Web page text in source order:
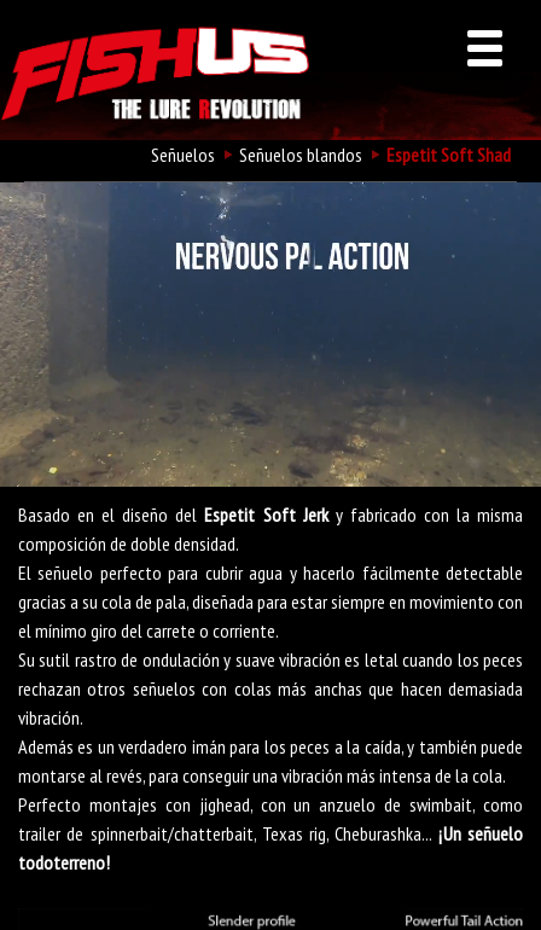
Señuelos Señuelos blandos Espetit Soft Shad
Fishus Espetit Soft Shad
Basado en el diseño delEspetit Soft Jerky fabricado con la misma
composición de doble densidad.
El señuelo perfecto para cubrir agua y hacerlo fácilmente detectable
gracias a su cola de pala, diseñada para estar siempre en movimiento con
el mínimo giro del carrete o corriente.
Su sutil rastro de ondulación y suave vibración es letal cuando los peces
rechazan otros señuelos con colas más anchas que hacen demasiada
vibración.
Además es un verdadero imán para los peces a la caída, y también puede
montarse al revés, para conseguir una vibración más intensa de la cola.
Perfecto montajes con jighead, con un anzuelo de swimbait, como
trailer de spinnerbait/chatterbait, Texas rig, Cheburashka... ¡Un señuelo
todoterreno!